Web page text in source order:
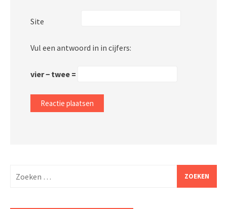
Site
Vul een antwoord in in cijfers:
vier − twee =
naar: